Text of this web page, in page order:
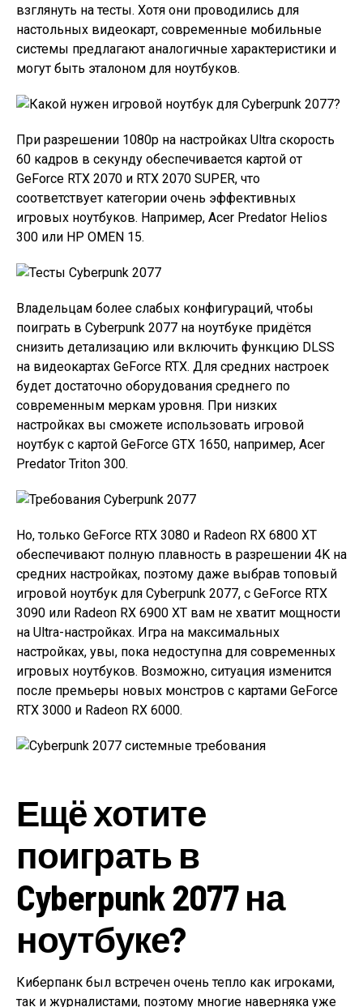
взглянуть на тесты. Хотя они проводились для
настольных видеокарт, современные мобильные
системы предлагают аналогичные характеристики и
могут быть эталоном для ноутбуков.
При разрешении 1080p на настройках Ultra скорость
60 кадров в секунду обеспечивается картой от
GeForce RTX 2070 и RTX 2070 SUPER, что
соответствует категории очень эффективных
игровых ноутбуков. Например, Acer Predator Helios
300 или HP OMEN 15.
Владельцам более слабых конфигураций, чтобы
поиграть в Cyberpunk 2077 на ноутбуке придётся
снизить детализацию или включить функцию DLSS
на видеокартах GeForce RTX. Для средних настроек
будет достаточно оборудования среднего по
современным меркам уровня. При низких
настройках вы сможете использовать игровой
ноутбук с картой GeForce GTX 1650, например, Acer
Predator Triton 300.
Но, только GeForce RTX 3080 и Radeon RX 6800 XT
обеспечивают полную плавность в разрешении 4K на
средних настройках, поэтому даже выбрав топовый
игровой ноутбук для Cyberpunk 2077, с GeForce RTX
3090 или Radeon RX 6900 XT вам не хватит мощности
на Ultra-настройках. Игра на максимальных
настройках, увы, пока недоступна для современных
игровых ноутбуков. Возможно, ситуация изменится
после премьеры новых монстров с картами GeForce
RTX 3000 и Radeon RX 6000.
Ещё хотите
поиграть в
Cyberpunk 2077 на
ноутбуке?
Киберпанк был встречен очень тепло как игроками,
так и журналистами, поэтому многие наверняка уже